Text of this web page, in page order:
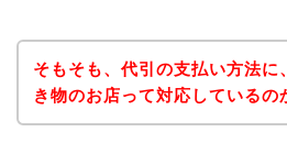
そもそも、代引の支払い方法に
き物のお店って対応しているの